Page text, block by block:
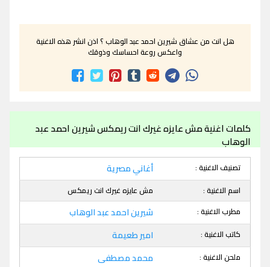
هل انت من عشاق شيرين احمد عبد الوهاب ؟ اذن انشر هذه الاغنية
واعكس روعة احساسك وذوقك
كلمات اغنية مش عايزه غيرك انت ريمكس شيرين احمد عبد
الوهاب
تصنيف الاغنية : أغاني مصرية
اسم الاغنية :
مش عايزه غيرك انت ريمكس
مطرب الاغنية :
شيرين احمد عبد الوهاب
كاتب الاغنية : امير طعيمة
ملحن الاغنية : محمد مصطفى